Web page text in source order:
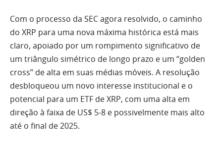
Com o processo da SEC agora resolvido, o caminho
do XRP para uma nova máxima histórica está mais
claro, apoiado por um rompimento significativo de
um triângulo simétrico de longo prazo e um “golden
cross” de alta em suas médias móveis. A resolução
desbloqueou um novo interesse institucional e o
potencial para um ETF de XRP, com uma alta em
direção à faixa de US$ 5-8 e possivelmente mais alto
até o final de 2025.